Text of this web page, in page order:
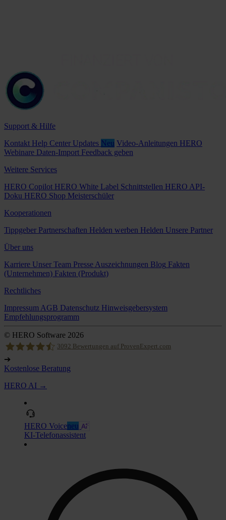
Support & Hilfe
Kontakt Help Center Updates Neu Video-Anleitungen HERO
Webinare Daten-Import Feedback geben
Weitere Services
HERO Copilot HERO White Label Schnittstellen HERO API-
Doku HERO Shop Meisterschüler
Kooperationen
Tippgeber Partnerschaften Helden werben Helden Unsere Partner
Über uns
Karriere Unser Team Presse Auszeichnungen Blog Fakten
(Unternehmen) Fakten (Produkt)
Rechtliches
Impressum AGB Datenschutz Hinweisgebersystem
Empfehlungsprogramm
© HERO Software 2026
3092 Bewertungen auf ProvenExpert.com
➔
Kostenlose Beratung
HERO AI →
HERO Voiceneu
KI-Telefonassistent